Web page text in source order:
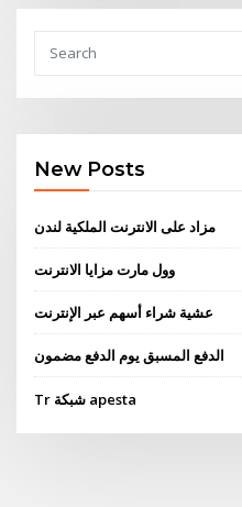
New Posts
مزاد على الانترنت الملكية لندن
وول مارت مزايا الانترنت
عشية شراء أسهم عبر الإنترنت
الدفع المسبق يوم الدفع مضمون
Tr شبكة apesta